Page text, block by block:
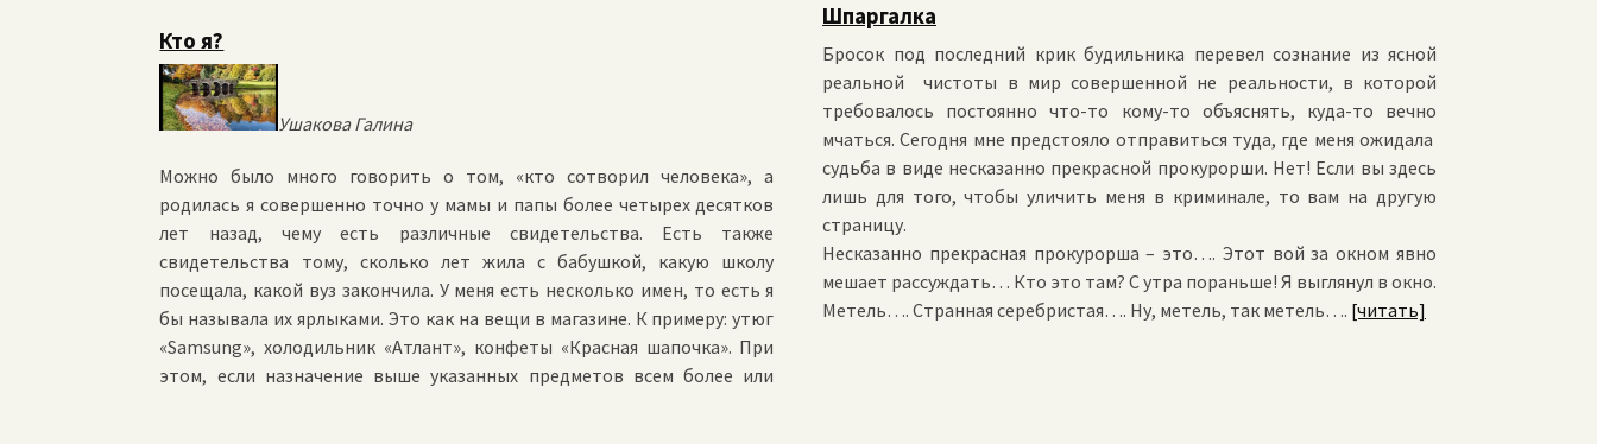
Кто я?
Ушакова Галина
Можно было много говорить о том, «кто сотворил человека», а
родилась я совершенно точно у мамы и папы более четырех десятков
лет назад, чему есть различные свидетельства. Есть также
свидетельства тому, сколько лет жила с бабушкой, какую школу
посещала, какой вуз закончила. У меня есть несколько имен, то есть я
бы называла их ярлыками. Это как на вещи в магазине. К примеру: утюг
«Samsung», холодильник «Атлант», конфеты «Красная шапочка». При
этом, если назначение выше указанных предметов всем более или
Шпаргалка
Бросок под последний крик будильника перевел сознание из ясной
реальной чистоты в мир совершенной не реальности, в которой
требовалось постоянно что-то кому-то объяснять, куда-то вечно
мчаться. Сегодня мне предстояло отправиться туда, где меня ожидала
судьба в виде несказанно прекрасной прокурорши. Нет! Если вы здесь
лишь для того, чтобы уличить меня в криминале, то вам на другую
страницу.
Несказанно прекрасная прокурорша – это…. Этот вой за окном явно
мешает рассуждать… Кто это там? С утра пораньше! Я выглянул в окно.
Метель…. Странная серебристая…. Ну, метель, так метель…. [читать]